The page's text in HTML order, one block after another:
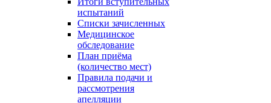
испытаний
Списки зачисленных
Медицинское
обследование
План приёма
(количество мест)
Правила подачи и
рассмотрения
апелляции